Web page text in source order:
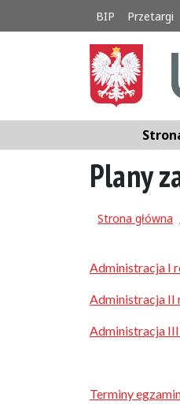
BIP Przetargi
Plany
Strona główna
Administracja I
Administracja II
Administracja
Terminy